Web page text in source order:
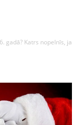
gadā? Katrs nopelnīs, ja